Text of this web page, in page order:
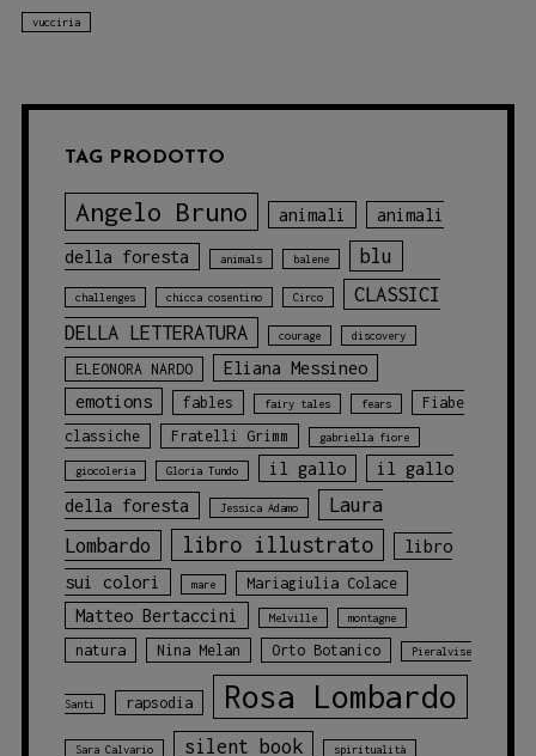
vucciria
TAG PRODOTTO
Angelo Bruno animali animali
della foresta animals balene blu
challenges chicca cosentino Circo
CLASSICI
DELLA LETTERATURA
courage discovery
ELEONORA NARDO
Eliana Messineo
emotions
fables fairy tales fears
Fiabe
classiche
Fratelli Grimm gabriella fiore
giocoleria Gloria Tundo il gallo
il gallo
della foresta
Jessica Adamo
Laura
Lombardo
libro illustrato
libro
sui colori
mare Mariagiulia Colace
Matteo Bertaccini Melville montagne
natura Nina Melan Orto Botanico Pieralvise
Santi rapsodia Rosa Lombardo
Sara Calvario silent book spiritualità